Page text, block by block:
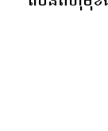
កម្ពុជា​គ្រោ